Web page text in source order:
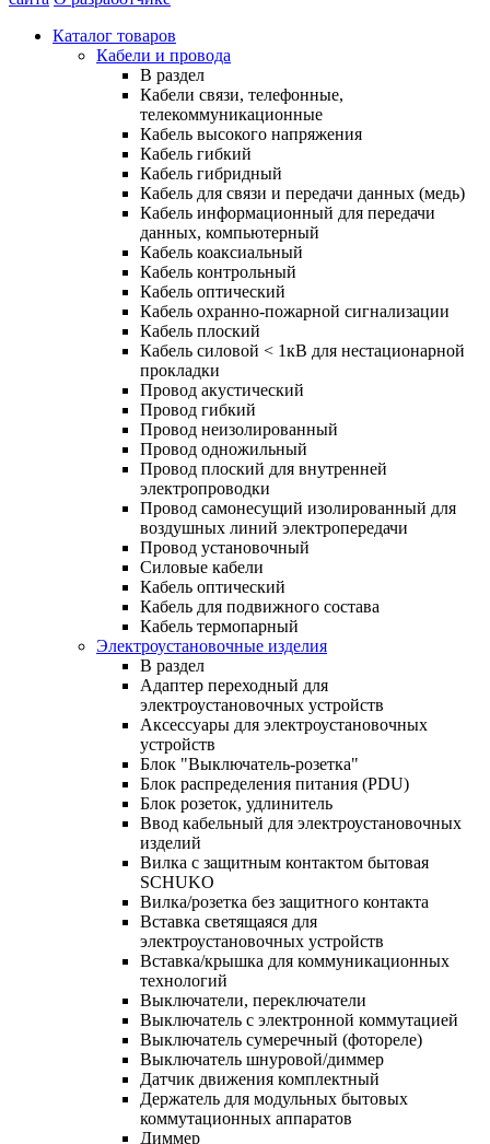
Каталог товаров
Кабели и провода
В раздел
Кабели связи, телефонные,
телекоммуникационные
Кабель высокого напряжения
Кабель гибкий
Кабель гибридный
Кабель для связи и передачи данных (медь)
Кабель информационный для передачи
данных, компьютерный
Кабель коаксиальный
Кабель контрольный
Кабель оптический
Кабель охранно-пожарной сигнализации
Кабель плоский
Кабель силовой < 1кВ для нестационарной
прокладки
Провод акустический
Провод гибкий
Провод неизолированный
Провод одножильный
Провод плоский для внутренней
электропроводки
Провод самонесущий изолированный для
воздушных линий электропередачи
Провод установочный
Силовые кабели
Кабель оптический
Кабель для подвижного состава
Кабель термопарный
Электроустановочные изделия
В раздел
Адаптер переходный для
электроустановочных устройств
Аксессуары для электроустановочных
устройств
Блок "Выключатель-розетка"
Блок распределения питания (PDU)
Блок розеток, удлинитель
Ввод кабельный для электроустановочных
изделий
Вилка с защитным контактом бытовая
SCHUKO
Вилка/розетка без защитного контакта
Вставка светящаяся для
электроустановочных устройств
Вставка/крышка для коммуникационных
технологий
Выключатели, переключатели
Выключатель с электронной коммутацией
Выключатель сумеречный (фотореле)
Выключатель шнуровой/диммер
Датчик движения комплектный
Держатель для модульных бытовых
коммутационных аппаратов
Диммер